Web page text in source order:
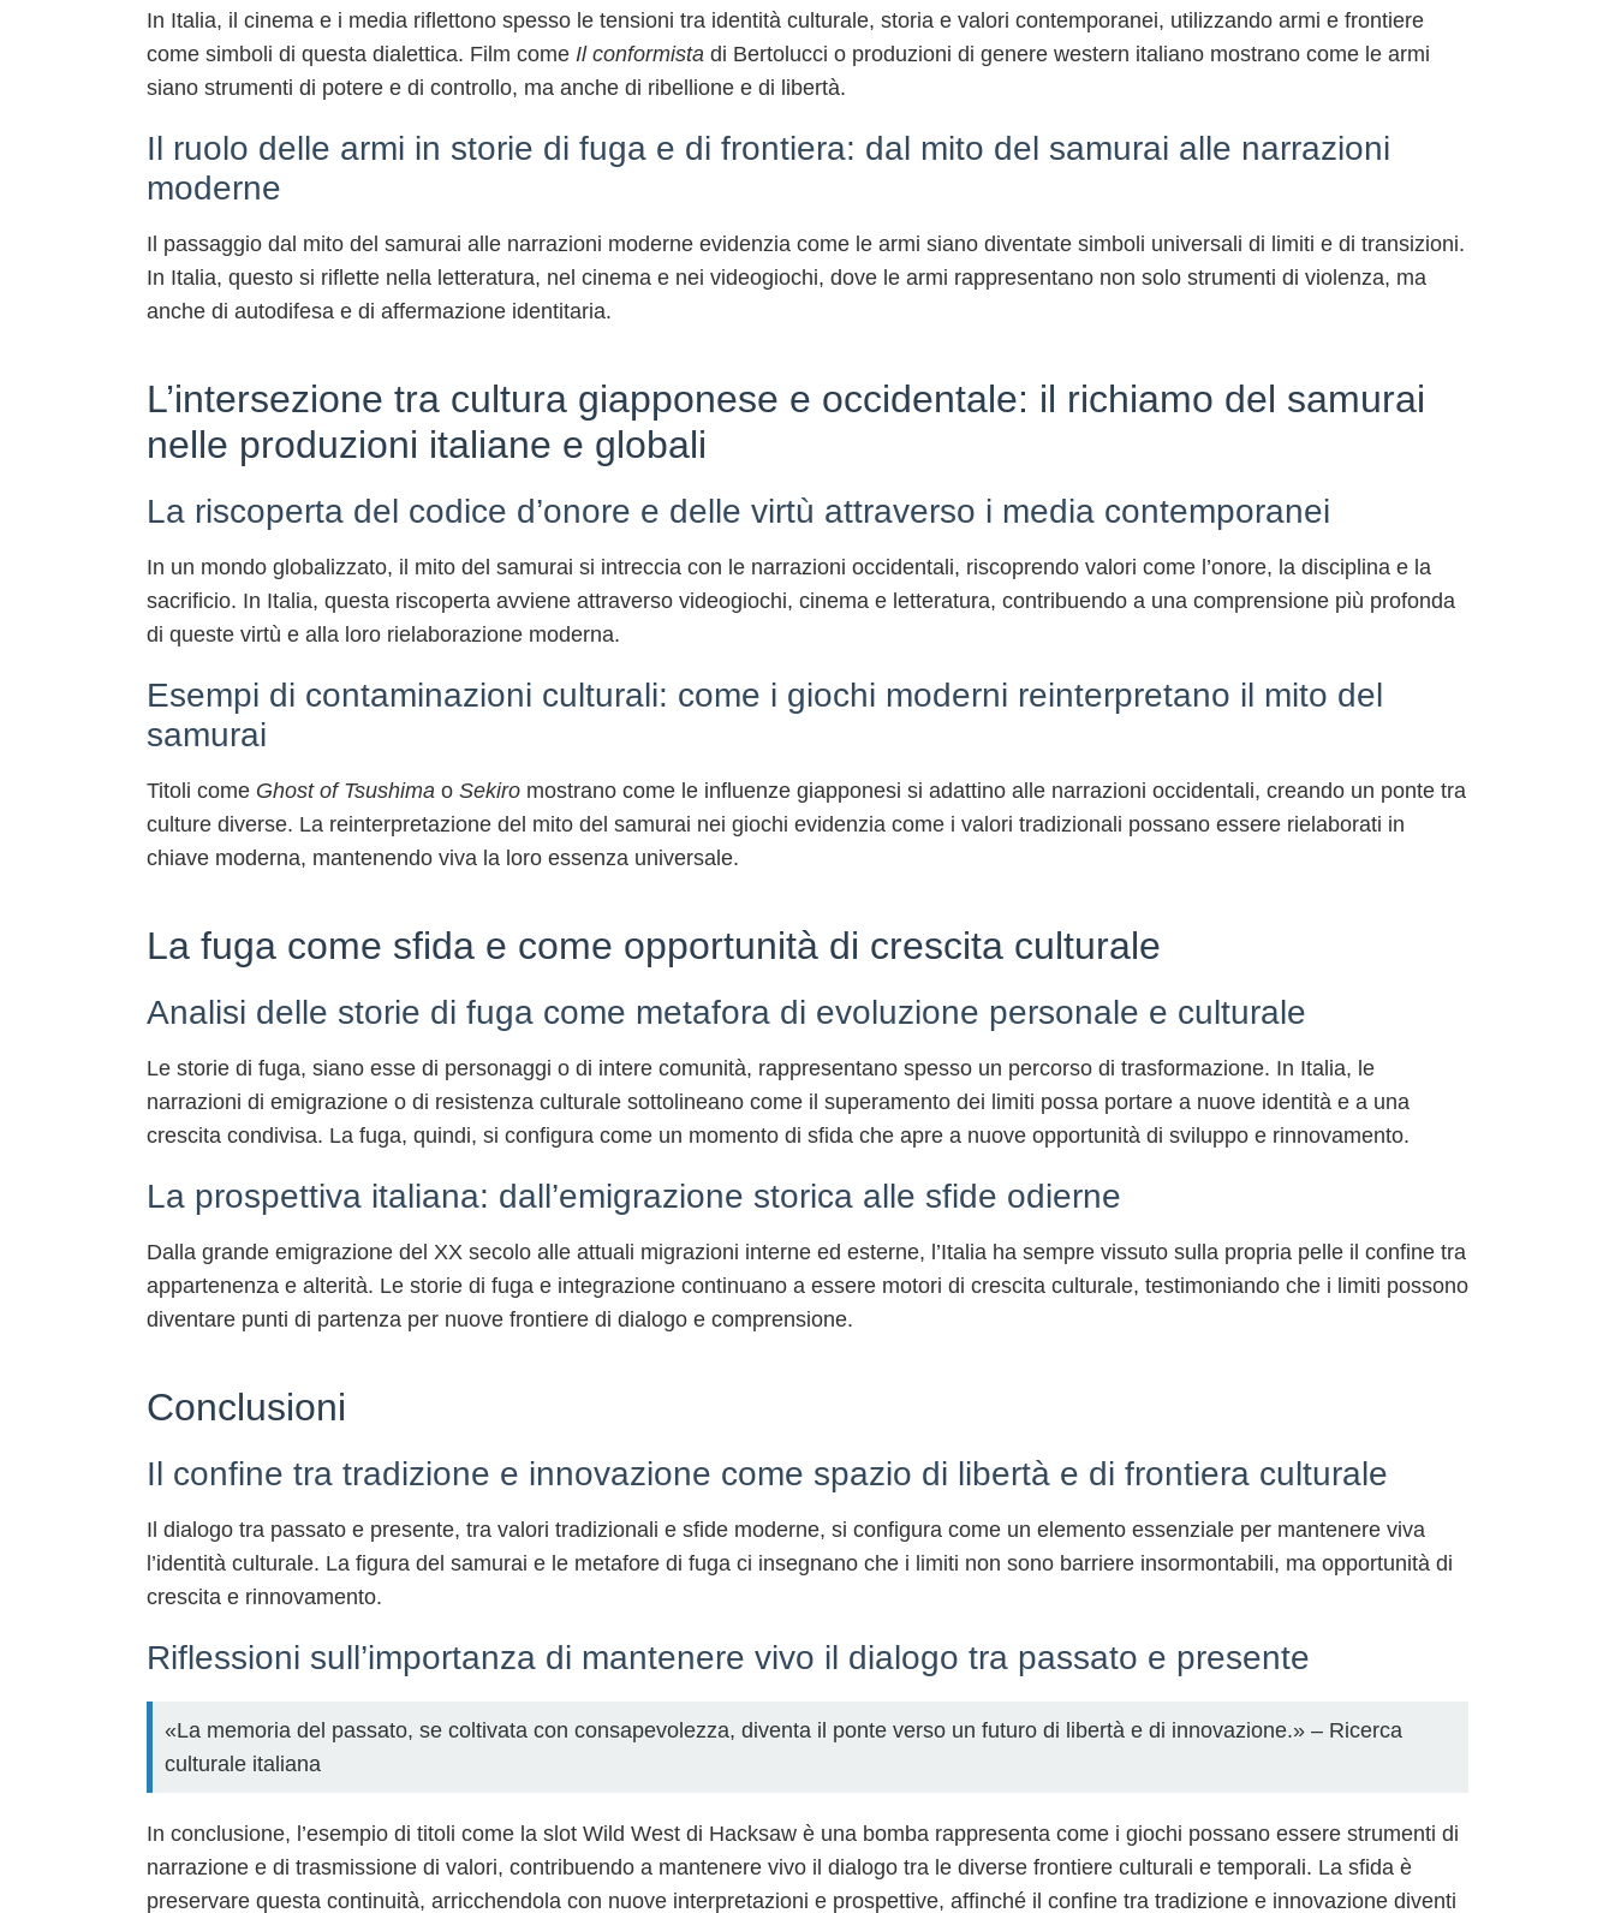
In Italia, il cinema e i media riflettono spesso le tensioni tra identità culturale, storia e valori contemporanei, utilizzando armi e frontiere
come simboli di questa dialettica. Film come Il conformista di Bertolucci o produzioni di genere western italiano mostrano come le armi
siano strumenti di potere e di controllo, ma anche di ribellione e di libertà.
Il ruolo delle armi in storie di fuga e di frontiera: dal mito del samurai alle narrazioni
moderne
Il passaggio dal mito del samurai alle narrazioni moderne evidenzia come le armi siano diventate simboli universali di limiti e di transizioni.
In Italia, questo si riflette nella letteratura, nel cinema e nei videogiochi, dove le armi rappresentano non solo strumenti di violenza, ma
anche di autodifesa e di affermazione identitaria.
L’intersezione tra cultura giapponese e occidentale: il richiamo del samurai
nelle produzioni italiane e globali
La riscoperta del codice d’onore e delle virtù attraverso i media contemporanei
In un mondo globalizzato, il mito del samurai si intreccia con le narrazioni occidentali, riscoprendo valori come l’onore, la disciplina e la
sacrificio. In Italia, questa riscoperta avviene attraverso videogiochi, cinema e letteratura, contribuendo a una comprensione più profonda
di queste virtù e alla loro rielaborazione moderna.
Esempi di contaminazioni culturali: come i giochi moderni reinterpretano il mito del
samurai
Titoli come Ghost of Tsushima o Sekiro mostrano come le influenze giapponesi si adattino alle narrazioni occidentali, creando un ponte tra
culture diverse. La reinterpretazione del mito del samurai nei giochi evidenzia come i valori tradizionali possano essere rielaborati in
chiave moderna, mantenendo viva la loro essenza universale.
La fuga come sfida e come opportunità di crescita culturale
Analisi delle storie di fuga come metafora di evoluzione personale e culturale
Le storie di fuga, siano esse di personaggi o di intere comunità, rappresentano spesso un percorso di trasformazione. In Italia, le
narrazioni di emigrazione o di resistenza culturale sottolineano come il superamento dei limiti possa portare a nuove identità e a una
crescita condivisa. La fuga, quindi, si configura come un momento di sfida che apre a nuove opportunità di sviluppo e rinnovamento.
La prospettiva italiana: dall’emigrazione storica alle sfide odierne
Dalla grande emigrazione del XX secolo alle attuali migrazioni interne ed esterne, l’Italia ha sempre vissuto sulla propria pelle il confine tra
appartenenza e alterità. Le storie di fuga e integrazione continuano a essere motori di crescita culturale, testimoniando che i limiti possono
diventare punti di partenza per nuove frontiere di dialogo e comprensione.
Conclusioni
Il confine tra tradizione e innovazione come spazio di libertà e di frontiera culturale
Il dialogo tra passato e presente, tra valori tradizionali e sfide moderne, si configura come un elemento essenziale per mantenere viva
l’identità culturale. La figura del samurai e le metafore di fuga ci insegnano che i limiti non sono barriere insormontabili, ma opportunità di
crescita e rinnovamento.
Riflessioni sull’importanza di mantenere vivo il dialogo tra passato e presente
«La memoria del passato, se coltivata con consapevolezza, diventa il ponte verso un futuro di libertà e di innovazione.» – Ricerca
culturale italiana
In conclusione, l’esempio di titoli come la slot Wild West di Hacksaw è una bomba rappresenta come i giochi possano essere strumenti di
narrazione e di trasmissione di valori, contribuendo a mantenere vivo il dialogo tra le diverse frontiere culturali e temporali. La sfida è
preservare questa continuità, arricchendola con nuove interpretazioni e prospettive, affinché il confine tra tradizione e innovazione diventi